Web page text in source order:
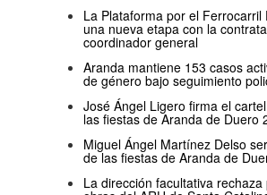
La Plataforma por el Ferrocarril
una nueva etapa con la
coordinador general
Aranda mantiene 153 casos
de género bajo seguimiento
José Ángel Ligero firma el
las fiestas de Aranda de Duero
Miguel Ángel Martínez Delso
de las fiestas de Aranda de
La dirección facultativa